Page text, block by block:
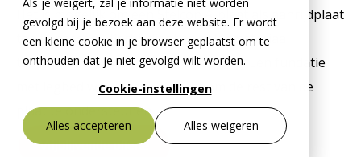
gevolgd bij je bezoek aan deze website. Er wordt
een kleine cookie in je browser geplaatst om te
onthouden dat je niet gevolgd wilt worden.
Cookie-instellingen
Alles accepteren Alles weigeren
Bestekservice Stelcon
Downloads
Divicon®
Over ons
Over De Meteoor Beton B.V.
Over Stelcon®
Over Railcon®
Over Divicon®
Contact
Contact Stelcon®
Contact Railcon®
Contact Divicon®
Het is mogelijk om een Stelcon A-plaat als aanrijdplaat
toe te passen. Hierbij dient er oplegmateriaal
toegepast te worden bij de oplegging. Een fundatie
met legbed wordt aangebracht om de rest van de
plaat te ondersteunen.
Vrijblijvende offerte